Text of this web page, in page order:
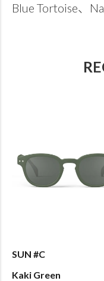
Blue Tortoise、
SUN #C
Kaki Green